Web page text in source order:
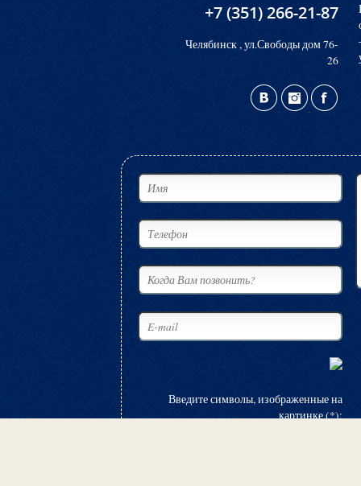
+7 (351) 266-21-87
Челябинск , ул.Свободы дом 76-
26
Введите символы, изображенные на
картинке (*):